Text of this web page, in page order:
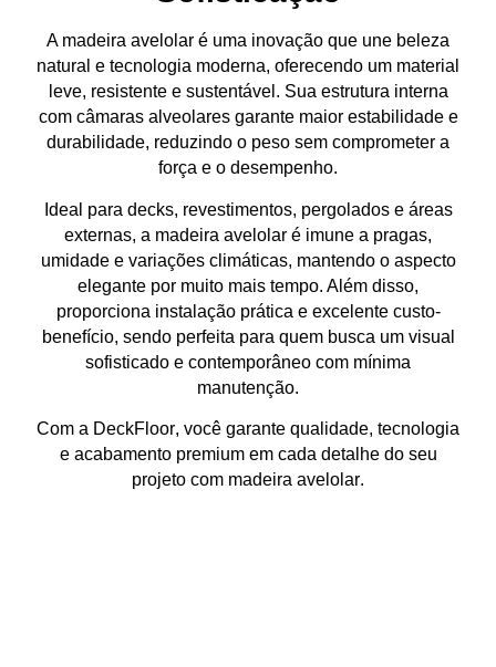
A madeira avelolar é uma inovação que une beleza
natural e tecnologia moderna, oferecendo um material
leve, resistente e sustentável . Sua estrutura interna
com câmaras alveolaresgarante maior estabilidade e
durabilidade, reduzindo o peso sem comprometer a
força e o desempenho.
Ideal para decks, revestimentos, pergolados e áreas
externas, a madeira avelolar é imune a pragas,
umidade e variações climáticas, mantendo o aspecto
elegante por muito mais tempo. Além disso,
proporciona instalação prática e excelente custo-
benefício, sendo perfeita para quem busca um visual
sofisticado e contemporâneo com mínima
manutenção.
Com a DeckFloor, você garante qualidade, tecnologia
e acabamento premiumem cada detalhe do seu
projeto com madeira avelolar.